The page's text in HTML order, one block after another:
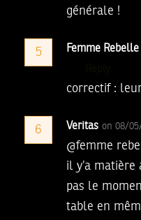
générale !
5 Femme Rebelle
correctif :
6 Veritas on 08/
@femme
il y’a matière
pas le
table en